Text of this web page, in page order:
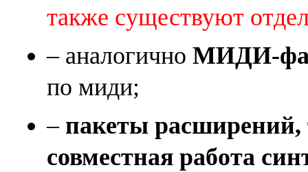
также существуют
– аналогично МИДИ-
по миди;
– пакеты
совместная работа